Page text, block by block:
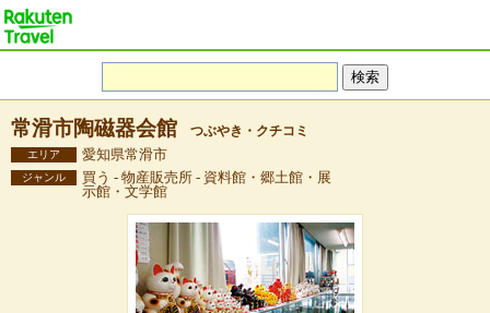
常滑市陶磁器会館 つぶやき・クチコミ
エリア 愛知県常滑市
ジャンル
買う - 物産販売所 - 資料館・郷土館・展
示館・文学館